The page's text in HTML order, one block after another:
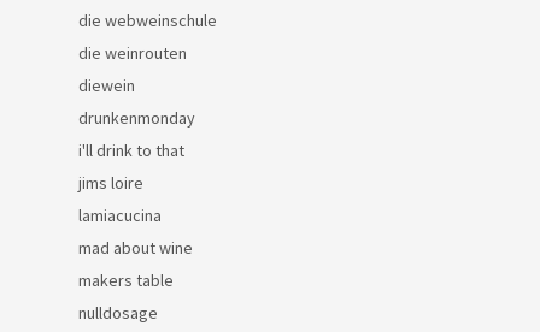
die webweinschule
die weinrouten
diewein
drunkenmonday
i'll drink to that
jims loire
lamiacucina
mad about wine
makers table
nulldosage